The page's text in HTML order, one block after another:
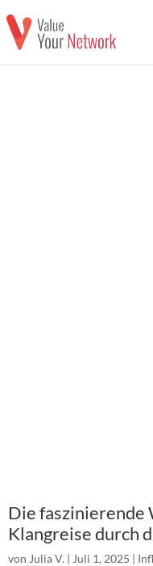
Die faszinierende
Klangreise durch
von Julia V. | Juli 1, 2025 |